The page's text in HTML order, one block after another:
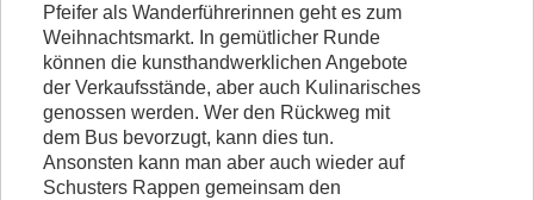
Pfeifer als Wanderführerinnen geht es zum
Weihnachtsmarkt. In gemütlicher Runde
können die kunsthandwerklichen Angebote
der Verkaufsstände, aber auch Kulinarisches
genossen werden. Wer den Rückweg mit
dem Bus bevorzugt, kann dies tun.
Ansonsten kann man aber auch wieder auf
Schusters Rappen gemeinsam den